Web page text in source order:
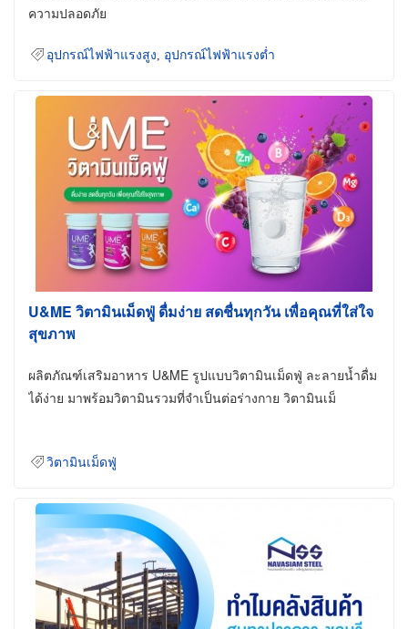
ความปลอดภัย
อุปกรณ์ไฟฟ้าแรงสูง อุปกรณ์ไฟฟ้าแรงต่ำ
U&ME วิตามินเม็ดฟู่ ดื่มง่าย สดชื่นทุกวัน เพื่อคุณที่ใส่ใจ
สุขภาพ
ผลิตภัณฑ์เสริมอาหาร U&ME รูปแบบวิตามินเม็ดฟู่ ละลายน้ำดื่ม
ได้ง่าย มาพร้อมวิตามินรวมที่จำเป็นต่อร่างกาย วิตามินเม็
วิตามินเม็ดฟู่